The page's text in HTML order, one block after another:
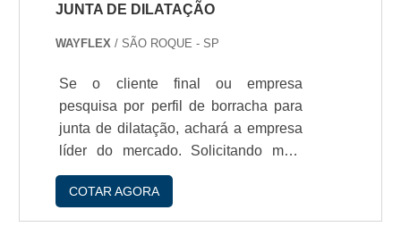
JUNTA DE DILATAÇÃO
WAYFLEX/ SÃO ROQUE - SP
Se o cliente final ou empresa
pesquisa por perfil de borracha para
junta de dilatação, achará a empresa
líder do mercado. Solicitando mais
informações na empresa mais
conceituada do mercado e
descobrindo a líder da área de
COTAR AGORA